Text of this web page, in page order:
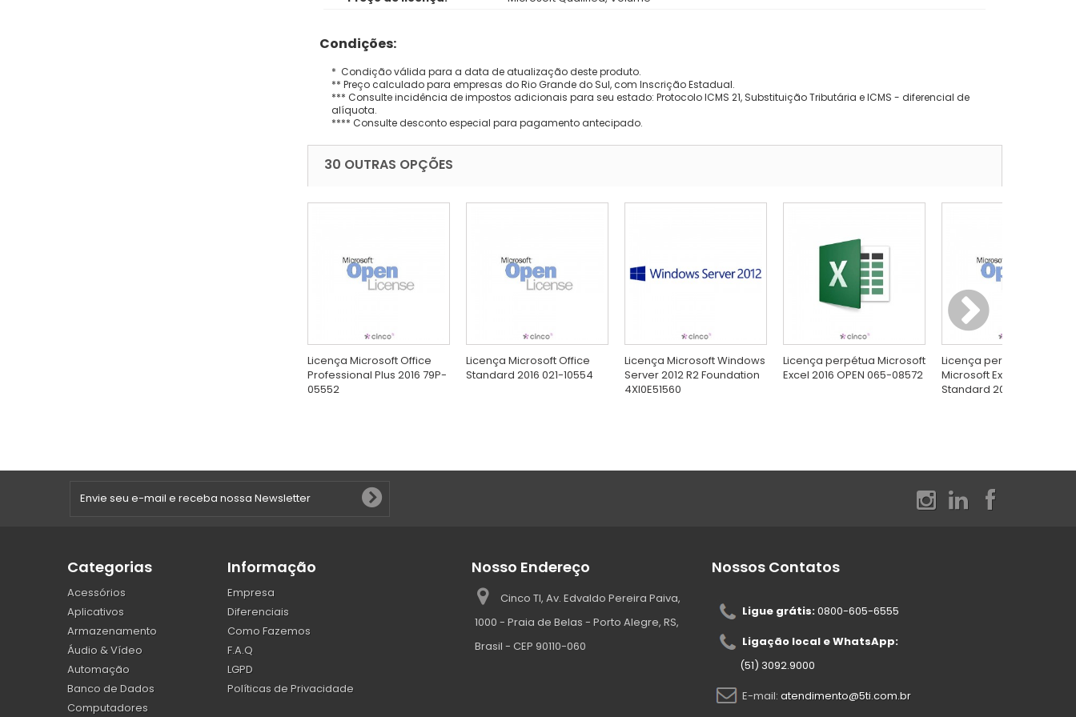
Condições:
* Condição válida para a data de atualização deste produto.
** Preço calculado para empresas do Rio Grande do Sul, com Inscrição Estadual.
*** Consulte incidência de impostos adicionais para seu estado: Protocolo ICMS 21, Substituição Tributária e ICMS - diferencial de
alíquota.
**** Consulte desconto especial para pagamento antecipado.
30 OUTRAS OPÇÕES
Licença Microsoft Office
Professional Plus 2016 79P-
05552
Licença Microsoft Office
Standard 2016 021-10554
Licença Microsoft Windows
Server 2012 R2 Foundation
4XI0E51560
Licença perpétua Microsoft
Excel 2016 OPEN 065-08572
Licença perpétua Open
Microsoft Exchange
Standard 2016 312-04349
Categorias
Acessórios
Aplicativos
Armazenamento
Áudio & Vídeo
Automação
Banco de Dados
Computadores
Informação
Empresa
Diferenciais
Como Fazemos
F.A.Q
LGPD
Políticas de Privacidade
Nosso Endereço
Cinco TI, Av. Edvaldo Pereira Paiva,
1000 - Praia de Belas - Porto Alegre, RS,
Brasil - CEP 90110-060
Nossos Contatos
Ligue grátis:0800-605-6555
Ligação local e WhatsApp:
(51) 3092.9000
E-mail: atendimento@5ti.com.br